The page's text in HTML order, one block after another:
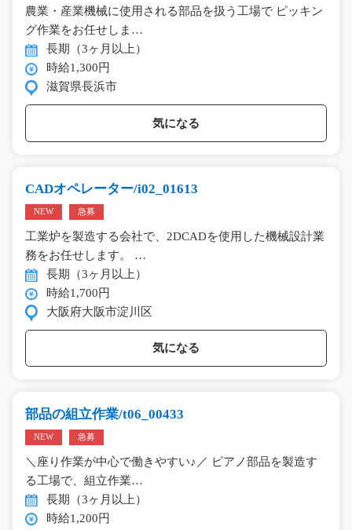
農業・産業機械に使用される部品を扱う工場で ピッキン
グ作業をお任せしま…
長期（3ヶ月以上）
時給1,300円
滋賀県長浜市
気になる
CADオペレーター/i02_01613
NEW 急募
工業炉を製造する会社で、2DCADを使用した機械設計業
務をお任せします。 …
長期（3ヶ月以上）
時給1,700円
大阪府大阪市淀川区
気になる
部品の組立作業/t06_00433
NEW 急募
＼座り作業が中心で働きやすい♪／ ピアノ部品を製造す
る工場で、組立作業…
長期（3ヶ月以上）
時給1,200円